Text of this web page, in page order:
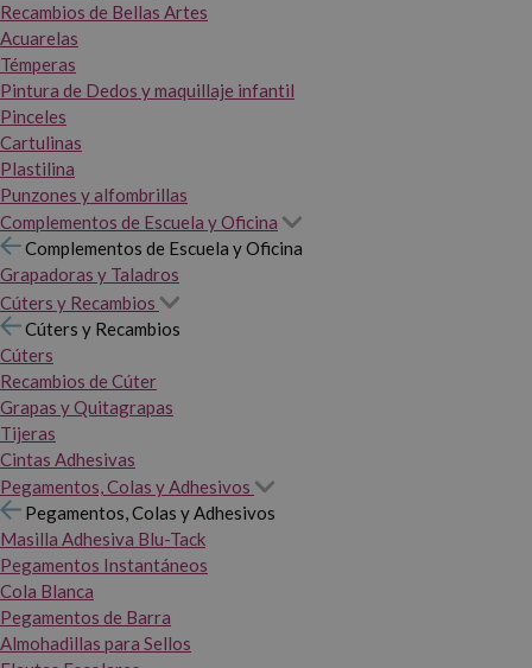
Recambios de Bellas Artes
Acuarelas
Témperas
Pintura de Dedos y maquillaje infantil
Pinceles
Cartulinas
Plastilina
Punzones y alfombrillas
Complementos de Escuela y Oficina
Complementos de Escuela y Oficina
Grapadoras y Taladros
Cúters y Recambios
Cúters y Recambios
Cúters
Recambios de Cúter
Grapas y Quitagrapas
Tijeras
Cintas Adhesivas
Pegamentos, Colas y Adhesivos
Pegamentos, Colas y Adhesivos
Masilla Adhesiva Blu-Tack
Pegamentos Instantáneos
Cola Blanca
Pegamentos de Barra
Almohadillas para Sellos